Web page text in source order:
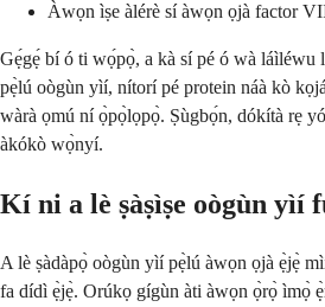
Àwọn ìṣe àlérè sí àwọn ọjà factor
Gẹ́gẹ́ bí ó ti wọ́pọ̀, a kà sí pé ó wà
pẹ̀lú oògùn yìí, nítorí pé protein náà kò
wàrà ọmú ní ọ̀pọ̀lọpọ̀. Ṣùgbọ́n, dókítà rẹ
àkókò wọ̀nyí.
Kí ni a lè ṣàṣìṣe oògùn yìí
A lè ṣàdàpọ̀ oògùn yìí pẹ̀lú àwọn ọjà ẹ̀jẹ̀
fa dídì ẹ̀jẹ̀. Orúkọ gígùn àti àwọn ọ̀rọ̀ ìmọ̀